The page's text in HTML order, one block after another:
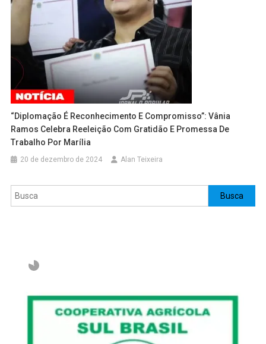
“Diplomação É Reconhecimento E Compromisso”: Vânia
Ramos Celebra Reeleição Com Gratidão E Promessa De
Trabalho Por Marília
20 de dezembro de 2024 Alan Teixeira
Pesquisar Busca